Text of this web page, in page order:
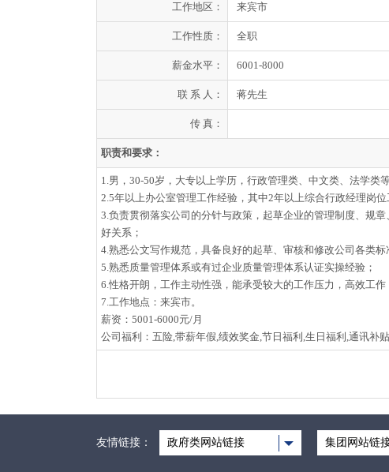
工作地区： 来宾市
工作性质： 全职
薪金水平： 6001-8000
联 系 人： 蒋先生
传 真：
职责和要求：
1.男，30-50岁，大专以上学历，行政管理类、中文类、法学类
2.5年以上办公室管理工作经验，其中2年以上综合行政经理岗位
3.负责贯彻落实公司的分针与政策，起草企业的管理制度、规
好关系；
4.熟悉公文写作规范，具备良好的起草、审核和修改公司各类标
5.熟悉质量管理体系或有过企业质量管理体系认证实操经验；
6.性格开朗，工作主动性强，能承受较大的工作压力，高效工作
7.工作地点：来宾市。
薪资：5001-6000元/月
公司福利：五险,带薪年假,绩效奖金,节日福利,生日福利,通讯补
友情链接： 政府类网站链接 集团网站链